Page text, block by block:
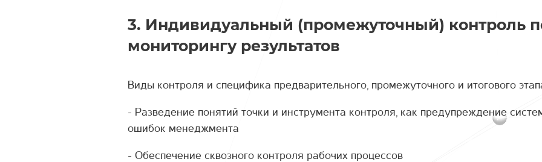
3. Индивидуальный (промежуточный) контроль
мониторингу результатов
Виды контроля и специфика предварительного, промежуточного и итогового
- Разведение понятий точки и инструмента контроля, как предупреждение
ошибок менеджмента
- Обеспечение сквозного контроля рабочих процессов